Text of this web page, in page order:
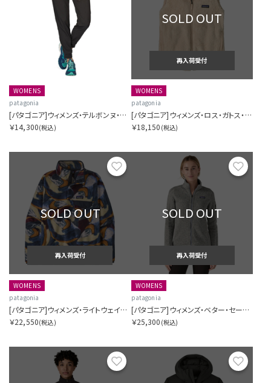
WOMENS
patagonia
[パタゴニア]ウィメンズ・テルボンヌ・ジョガーズ
￥14,300(税込)
SOLD OUT
再入荷受付
WOMENS
patagonia
[パタゴニア]ウィメンズ・ロス・ガトス・ベスト
￥18,150 (税込)
お気に入り
SOLD OUT
再入荷受付
WOMENS
patagonia
[パタゴニア]ウィメンズ・ライトウェイト・シンチラ・スナップT・プルオーバー
￥22,550(税込)
SOLD OUT
再入荷受付
WOMENS
patagonia
[パタゴニア]ウィメンズ・ベター・セーター・ジャケット
￥25,300 (税込)
お気に入り